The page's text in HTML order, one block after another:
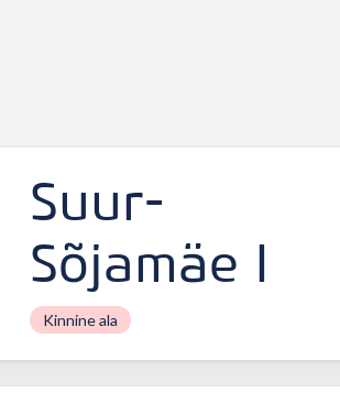
Suur-
Sõjamäe I
Kinnine ala